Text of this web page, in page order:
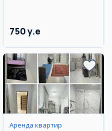
750 y.e
Аренда квартир